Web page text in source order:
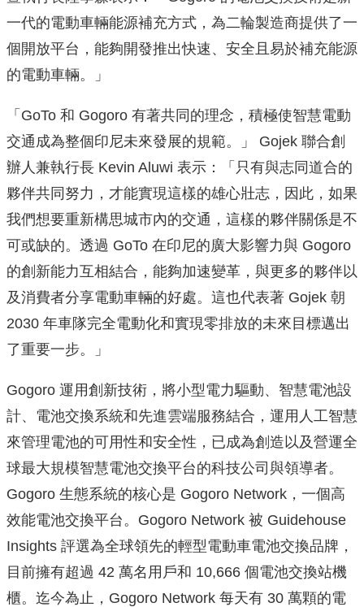
一代的電動車輛能源補充方式，為二輪製造商提供了一
個開放平台，能夠開發推出快速、安全且易於補充能源
的電動車輛。」
「GoTo 和 Gogoro 有著共同的理念，積極使智慧電動
交通成為整個印尼未來發展的規範。」 Gojek 聯合創
辦人兼執行長 Kevin Aluwi 表示：「只有與志同道合的
夥伴共同努力，才能實現這樣的雄心壯志，因此，如果
我們想要重新構思城市內的交通，這樣的夥伴關係是不
可或缺的。透過 GoTo 在印尼的廣大影響力與 Gogoro
的創新能力互相結合，能夠加速變革，與更多的夥伴以
及消費者分享電動車輛的好處。這也代表著 Gojek 朝
2030 年車隊完全電動化和實現零排放的未來目標邁出
了重要一步。」
Gogoro 運用創新技術，將小型電力驅動、智慧電池設
計、電池交換系統和先進雲端服務結合，運用人工智慧
來管理電池的可用性和安全性，已成為創造以及營運全
球最大規模智慧電池交換平台的科技公司與領導者。
Gogoro 生態系統的核心是 Gogoro Network，一個高
效能電池交換平台。Gogoro Network 被 Guidehouse
Insights 評選為全球領先的輕型電動車電池交換品牌，
目前擁有超過 42 萬名用戶和 10,666 個電池交換站機
櫃。迄今為止，Gogoro Network 每天有 30 萬顆的電